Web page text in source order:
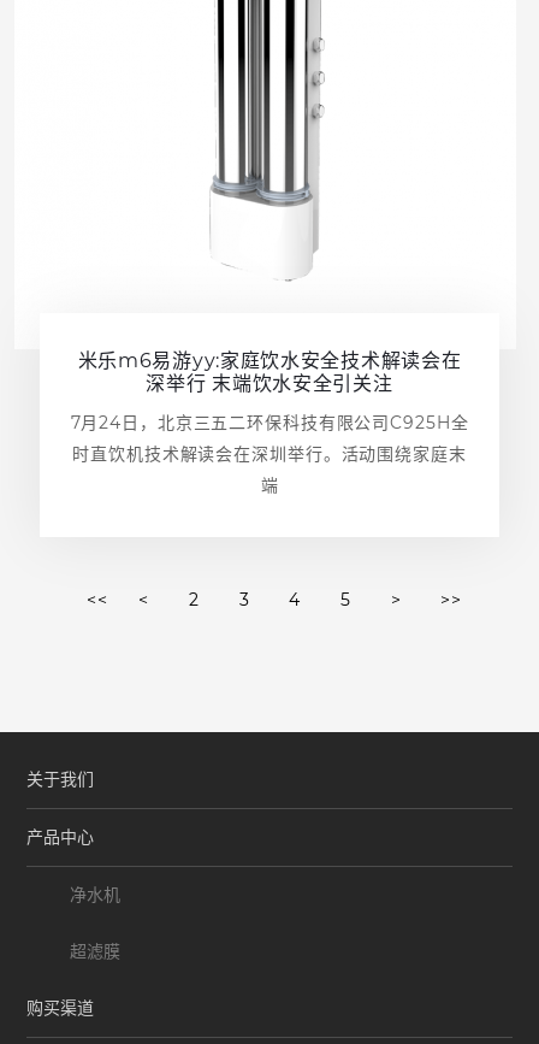
米乐m6易游yy:家庭饮水安全技术解读会在
深举行 末端饮水安全引关注
7月24日，北京三五二环保科技有限公司C925H全
时直饮机技术解读会在深圳举行。活动围绕家庭末
端
<< < 2 3 4 5 > >>
关于我们
产品中心
净水机
超滤膜
购买渠道